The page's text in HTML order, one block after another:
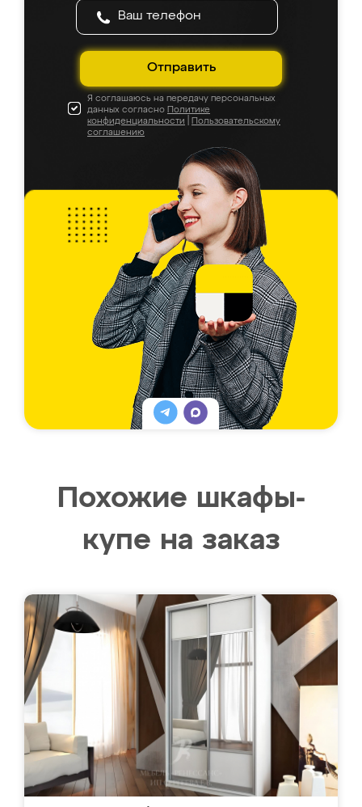
Отправить
Я соглашаюсь на передачу персональных
данных согласно Политике
конфиденциальности
Пользовательскому
соглашению
Похожие шкафы-
купе на заказ